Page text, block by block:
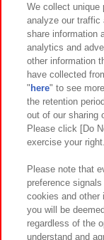
イベント・キ
関連会社
プライバシーポリ
お取引先
カスタマーハラスメ
We collect unique
analyze our traffic
share information
analytics and
other information
have collected
" here" to see
the retention
out of our sharing
Please click [Do
exercise your right.
Please note that
preference
cookies and other
you will be
regardless of the
understand and